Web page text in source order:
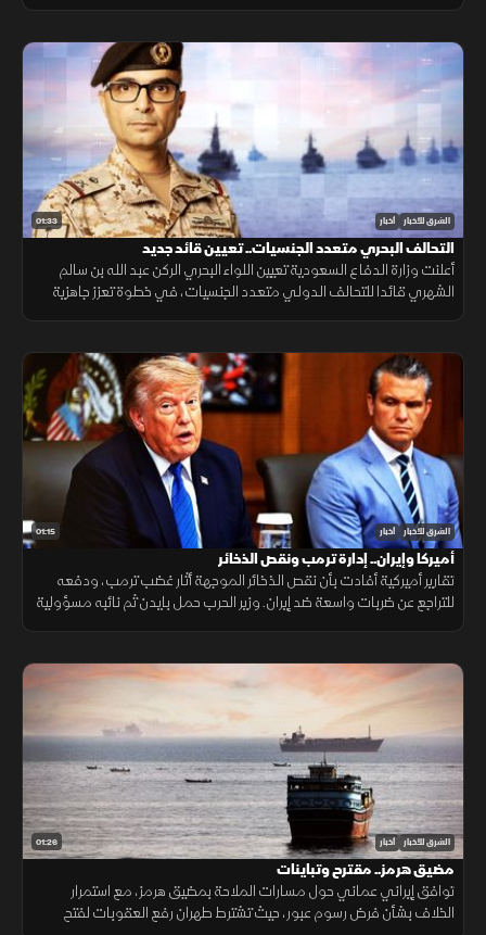
01:33 الشرق للأخبار أخبار
التحالف البحري متعدد الجنسيات.. تعيين قائد جديد
أعلنت وزارة الدفاع السعودية تعيين اللواء البحري الركن عبد الله بن سالم
الشهري قائدا للتحالف الدولي متعدد الجنسيات، في خطوة تعزز جاهزية
01:15 الشرق للأخبار أخبار
أميركا وإيران.. إدارة ترمب ونقص الذخائر
تقارير أميركية أفادت بأن نقص الذخائر الموجهة أثار غضب ترمب، ودفعه
للتراجع عن ضربات واسعة ضد إيران. وزير الحرب حمل بايدن ثم نائبه مسؤولية
01:26 الشرق للأخبار أخبار
مضيق هرمز.. مقترح وتباينات
توافق إيراني عماني حول مسارات الملاحة بمضيق هرمز، مع استمرار
الخلاف بشأن فرض رسوم عبور، حيث تشترط طهران رفع العقوبات لفتح